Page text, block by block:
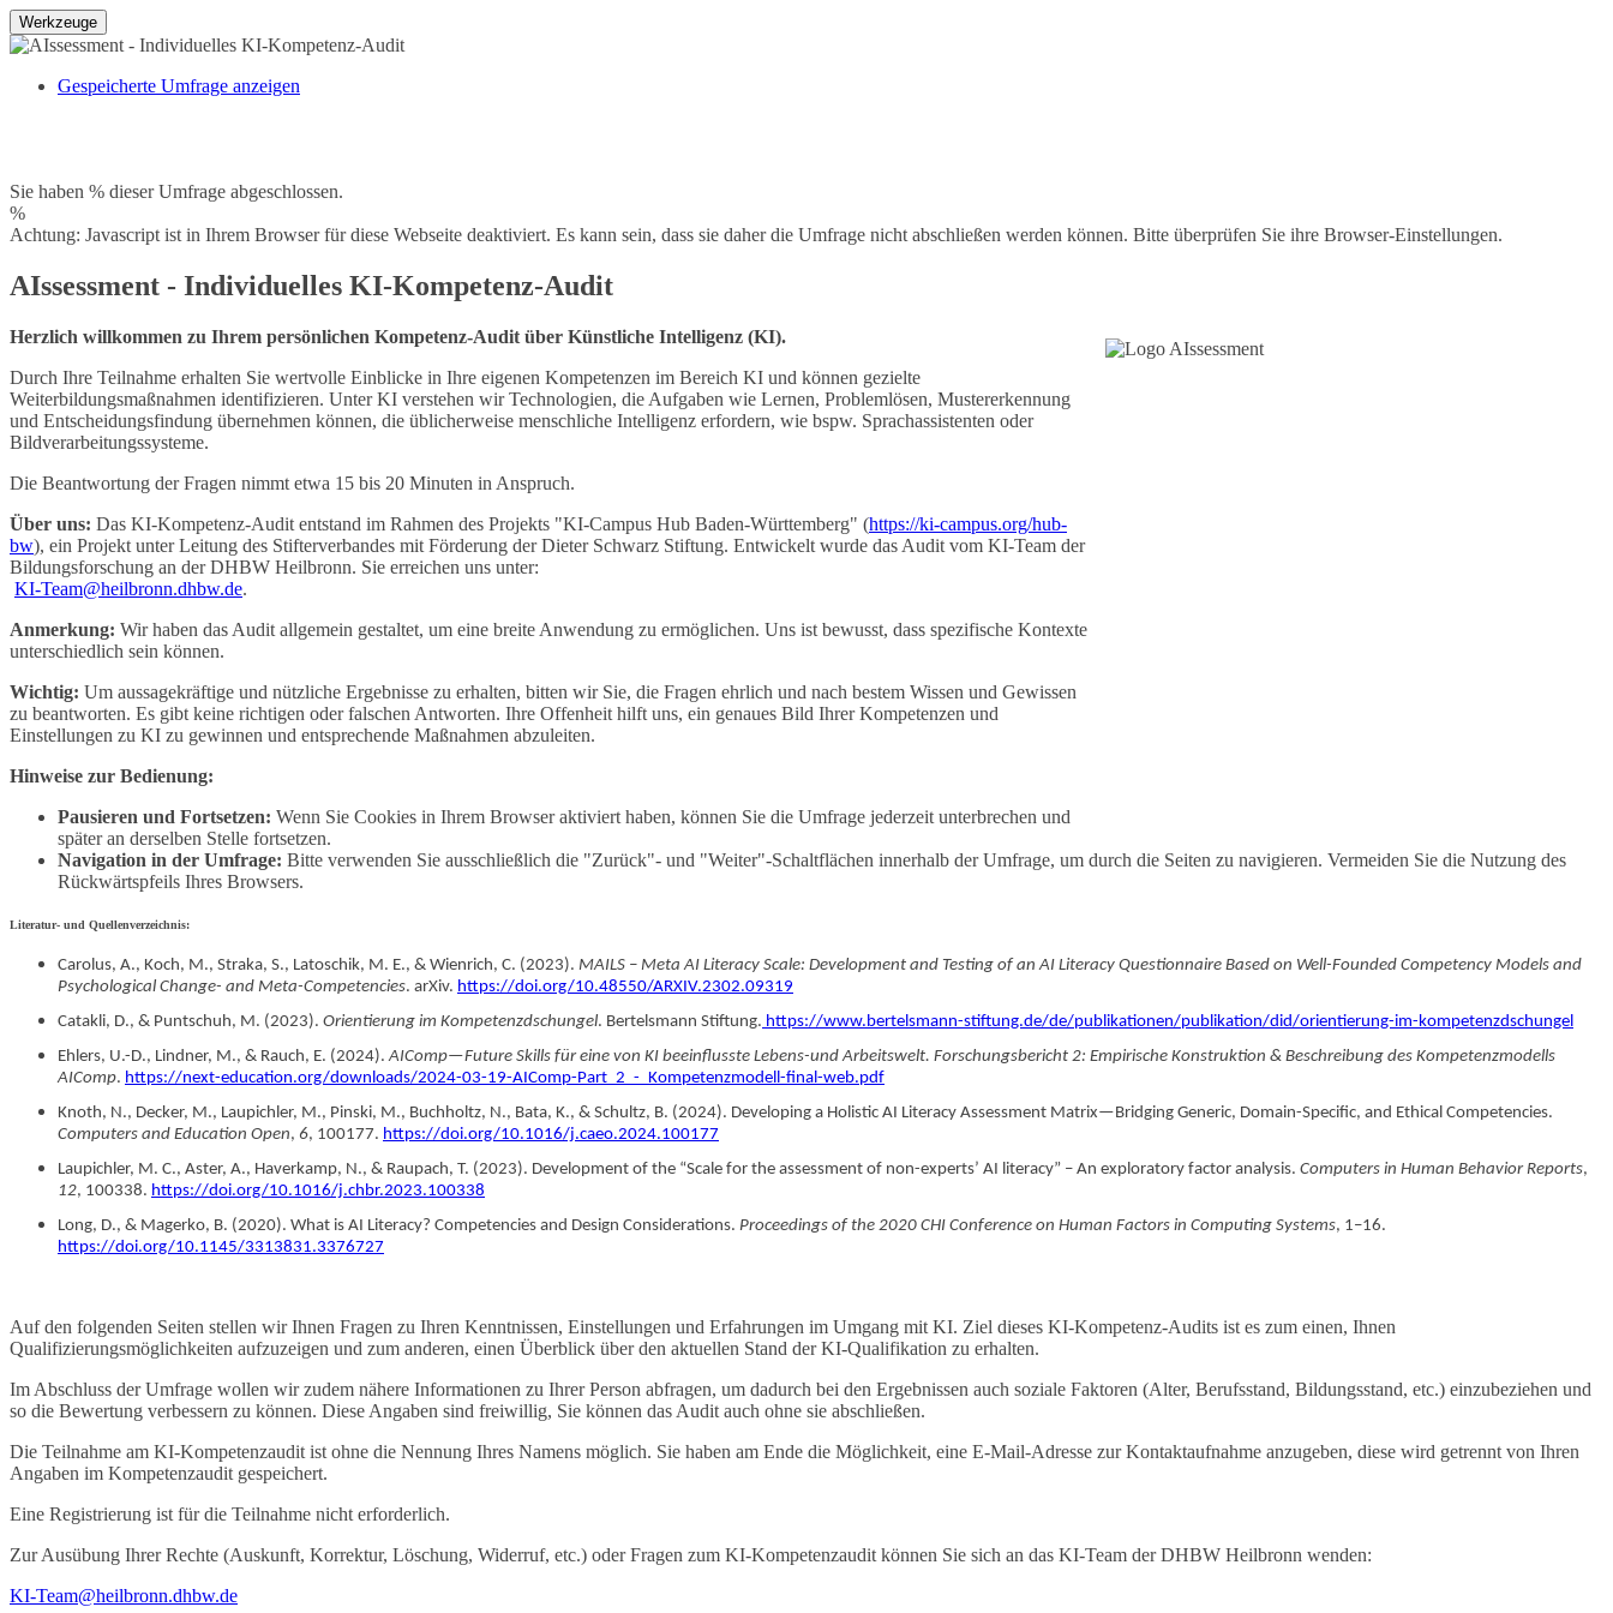
Werkzeuge
Gespeicherte Umfrage anzeigen
Sie haben % dieser Umfrage abgeschlossen.
%
Achtung: Javascript ist in Ihrem Browser für diese Webseite deaktiviert. Es kann sein, dass sie daher die Umfrage nicht abschließen werden können. Bitte überprüfen Sie ihre Browser-Einstellungen.
AIssessment - Individuelles KI-Kompetenz-Audit
Herzlich willkommen zu Ihrem persönlichen Kompetenz-Audit über Künstliche Intelligenz (KI).
Durch Ihre Teilnahme erhalten Sie wertvolle Einblicke in Ihre eigenen Kompetenzen im Bereich KI und können gezielte
Weiterbildungsmaßnahmen identifizieren. Unter KI verstehen wir Technologien, die Aufgaben wie Lernen, Problemlösen, Mustererkennung
und Entscheidungsfindung übernehmen können, die üblicherweise menschliche Intelligenz erfordern, wie bspw. Sprachassistenten oder
Bildverarbeitungssysteme.
Die Beantwortung der Fragen nimmt etwa 15 bis 20 Minuten in Anspruch.
Über uns: Das KI-Kompetenz-Audit entstand im Rahmen des Projekts "KI-Campus Hub Baden-Württemberg" (https://ki-campus.org/hub-
bw), ein Projekt unter Leitung des Stifterverbandes mit Förderung der Dieter Schwarz Stiftung. Entwickelt wurde das Audit vom KI-Team der
Bildungsforschung an der DHBW Heilbronn. Sie erreichen uns unter:
KI-Team@heilbronn.dhbw.de.
Anmerkung: Wir haben das Audit allgemein gestaltet, um eine breite Anwendung zu ermöglichen. Uns ist bewusst, dass spezifische Kontexte
unterschiedlich sein können.
Wichtig: Um aussagekräftige und nützliche Ergebnisse zu erhalten, bitten wir Sie, die Fragen ehrlich und nach bestem Wissen und Gewissen
zu beantworten. Es gibt keine richtigen oder falschen Antworten. Ihre Offenheit hilft uns, ein genaues Bild Ihrer Kompetenzen und
Einstellungen zu KI zu gewinnen und entsprechende Maßnahmen abzuleiten.
Hinweise zur Bedienung:
Pausieren und Fortsetzen: Wenn Sie Cookies in Ihrem Browser aktiviert haben, können Sie die Umfrage jederzeit unterbrechen und
später an derselben Stelle fortsetzen.
Navigation in der Umfrage: Bitte verwenden Sie ausschließlich die "Zurück"- und "Weiter"-Schaltflächen innerhalb der Umfrage, um durch die Seiten zu navigieren. Vermeiden Sie die Nutzung des
Rückwärtspfeils Ihres Browsers.
Literatur- und Quellenverzeichnis:
Carolus, A., Koch, M., Straka, S., Latoschik, M. E., & Wienrich, C. (2023). MAILS – Meta AI Literacy Scale: Development and Testing of an AI Literacy Questionnaire Based on Well-Founded Competency Models and
Psychological Change- and Meta-Competencies. arXiv. https://doi.org/10.48550/ARXIV.2302.09319
Catakli, D., & Puntschuh, M. (2023). Orientierung im Kompetenzdschungel. Bertelsmann Stiftung. https://www.bertelsmann-stiftung.de/de/publikationen/publikation/did/orientierung-im-kompetenzdschungel
Ehlers, U.-D., Lindner, M., & Rauch, E. (2024).AIComp—Future Skills für eine von KI beeinflusste Lebens-und Arbeitswelt. Forschungsbericht 2: Empirische Konstruktion & Beschreibung des Kompetenzmodells
AIComp. https://next-education.org/downloads/2024-03-19-AIComp-Part_2_-_Kompetenzmodell-final-web.pdf
Knoth, N., Decker, M., Laupichler, M., Pinski, M., Buchholtz, N., Bata, K., & Schultz, B. (2024). Developing a Holistic AI Literacy Assessment Matrix—Bridging Generic, Domain-Specific, and Ethical Competencies.
Computers and Education Open, 6, 100177. https://doi.org/10.1016/j.caeo.2024.100177
Laupichler, M. C., Aster, A., Haverkamp, N., & Raupach, T. (2023). Development of the “Scale for the assessment of non-experts’ AI literacy” – An exploratory factor analysis. Computers in Human Behavior Reports,
12, 100338. https://doi.org/10.1016/j.chbr.2023.100338
Long, D., & Magerko, B. (2020). What is AI Literacy? Competencies and Design Considerations. Proceedings of the 2020 CHI Conference on Human Factors in Computing Systems, 1–16.
https://doi.org/10.1145/3313831.3376727
Auf den folgenden Seiten stellen wir Ihnen Fragen zu Ihren Kenntnissen, Einstellungen und Erfahrungen im Umgang mit KI. Ziel dieses KI-Kompetenz-Audits ist es zum einen, Ihnen
Qualifizierungsmöglichkeiten aufzuzeigen und zum anderen, einen Überblick über den aktuellen Stand der KI-Qualifikation zu erhalten.
Im Abschluss der Umfrage wollen wir zudem nähere Informationen zu Ihrer Person abfragen, um dadurch bei den Ergebnissen auch soziale Faktoren (Alter, Berufsstand, Bildungsstand, etc.) einzubeziehen und
so die Bewertung verbessern zu können. Diese Angaben sind freiwillig, Sie können das Audit auch ohne sie abschließen.
Die Teilnahme am KI-Kompetenzaudit ist ohne die Nennung Ihres Namens möglich. Sie haben am Ende die Möglichkeit, eine E-Mail-Adresse zur Kontaktaufnahme anzugeben, diese wird getrennt von Ihren
Angaben im Kompetenzaudit gespeichert.
Eine Registrierung ist für die Teilnahme nicht erforderlich.
Zur Ausübung Ihrer Rechte (Auskunft, Korrektur, Löschung, Widerruf, etc.) oder Fragen zum KI-Kompetenzaudit können Sie sich an das KI-Team der DHBW Heilbronn wenden:
KI-Team@heilbronn.dhbw.de